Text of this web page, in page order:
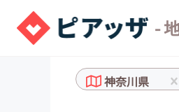
-
神奈川県